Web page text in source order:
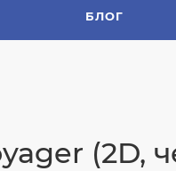
БЛОГ
(2D,